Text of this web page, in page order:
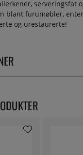
serveringsfat
blant furumøbler,
og urestaurerte!